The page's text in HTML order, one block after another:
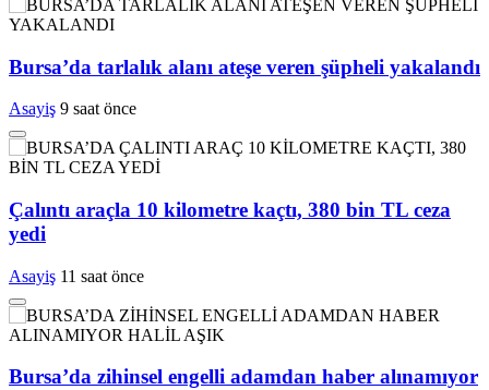
Bursa’da tarlalık alanı ateşe veren şüpheli yakalandı
Asayiş 9 saat önce
Çalıntı araçla 10 kilometre kaçtı, 380 bin TL ceza
yedi
Asayiş 11 saat önce
Bursa’da zihinsel engelli adamdan haber alınamıyor